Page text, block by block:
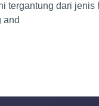
tergantung dari jenis
and